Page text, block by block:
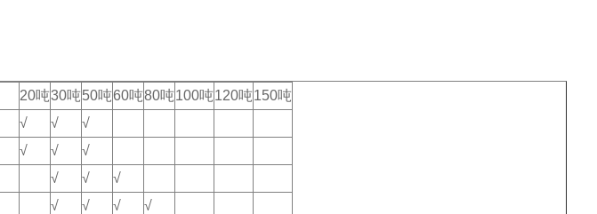
20吨30吨50吨60吨80吨100吨120吨150吨
√ √
√
√ √
√
√ √
√
√ √ √
√